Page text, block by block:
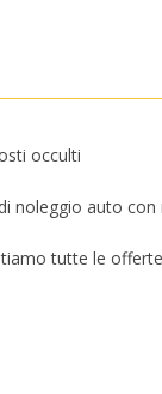
occulti
noleggio auto con
tutte le